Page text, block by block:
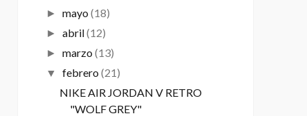
► mayo (18)
► abril(12)
► marzo (13)
▼ febrero (21)
NIKE AIR JORDAN V RETRO
"WOLF GREY"